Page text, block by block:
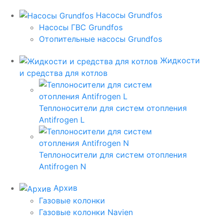
Насосы Grundfos
Насосы ГВС Grundfos
Отопительные насосы Grundfos
Жидкости
и средства для котлов
Теплоносители для систем отопления
Antifrogen L
Теплоносители для систем отопления
Antifrogen N
Архив
Газовые колонки
Газовые колонки Navien